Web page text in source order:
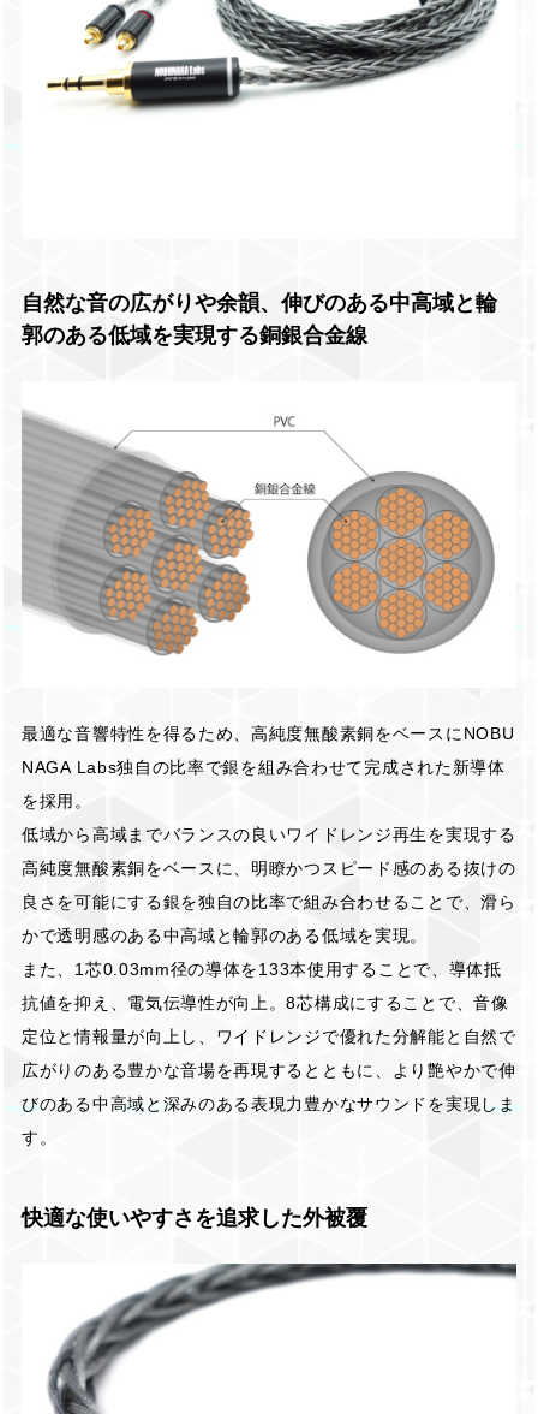
自然な音の広がりや余韻、伸びのある中高域と輪
郭のある低域を実現する銅銀合金線
最適な音響特性を得るため、高純度無酸素銅をベースにNOBU
NAGA Labs独自の比率で銀を組み合わせて完成された新導体
を採用。
低域から高域までバランスの良いワイドレンジ再生を実現する
高純度無酸素銅をベースに、明瞭かつスピード感のある抜けの
良さを可能にする銀を独自の比率で組み合わせることで、滑ら
かで透明感のある中高域と輪郭のある低域を実現。
また、1芯0.03mm径の導体を133本使用することで、導体抵
抗値を抑え、電気伝導性が向上。8芯構成にすることで、音像
定位と情報量が向上し、ワイドレンジで優れた分解能と自然で
広がりのある豊かな音場を再現するとともに、より艶やかで伸
びのある中高域と深みのある表現力豊かなサウンドを実現しま
す。
快適な使いやすさを追求した外被覆